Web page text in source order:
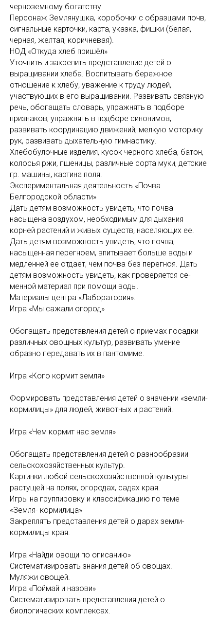
черноземному богатству.
Персонаж Землянушка, коробочки с образцами почв,
сигнальные карточки, карта, указка, фишки (белая,
черная, желтая, коричневая).
НОД «Откуда хлеб пришёл»
Уточнить и закрепить представление детей о
выращивании хлеба. Воспитывать бережное
отношение к хлебу, уважение к труду людей,
участвующих в его выращивании. Развивать связную
речь, обогащать словарь, упражнять в подборе
признаков, упражнять в подборе синонимов,
развивать координацию движений, мелкую моторику
рук, развивать дыхательную гимнастику.
Хлебобулочные изделия, кусок черного хлеба, батон,
колосья ржи, пшеницы, различные сорта муки, детские
гр. машины, картина поля.
Экспериментальная деятельность «Почва
Белгородской области»
Дать детям возможность увидеть, что почва
насыщена воздухом, необходимым для дыхания
корней растений и живых существ, населяющих ее.
Дать детям возможность увидеть, что почва,
насыщен­ная перегноем, впитывает больше воды и
медленней ее отдает, чем почва без перегноя. Дать
детям возможность увидеть, как проверяется се­
менной материал при помощи воды.
Материалы центра «Лаборатория».
Игра «Мы сажали огород»
Обогащать представления детей о приемах посадки
раз­личных овощных культур, развивать умение
образно передавать их в пантомиме.
Игра «Кого кормит земля»
Формировать представления детей о значении «земли-
кормилицы» для людей, животных и растений.
Игра «Чем кормит нас земля»
Обогащать представления детей о разнообразии
сель­скохозяйственных культур.
Картинки любой сельскохозяйственной культу­ры
растущей на полях, огородах, садах края.
Игры на группировку и классификацию по теме
«Земля- кормилица»
Закреплять представления детей о дарах земли-
кормилицы края.
Игра «Найди овощи по описанию»
Систематизировать знания детей об овощах.
Муляжи овощей.
Игра «Поймай и назови»
Систематизировать представления детей о
биологических комплексах.